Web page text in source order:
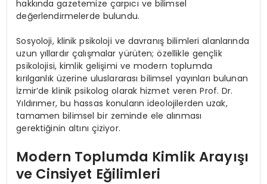
hakkında gazetemize çarpıcı ve bilimsel
değerlendirmelerde bulundu.
Sosyoloji, klinik psikoloji ve davranış bilimleri alanlarında
uzun yıllardır çalışmalar yürüten; özellikle gençlik
psikolojisi, kimlik gelişimi ve modern toplumda
kırılganlık üzerine uluslararası bilimsel yayınları bulunan
İzmir’de klinik psikolog olarak hizmet veren Prof. Dr.
Yıldırımer, bu hassas konuların ideolojilerden uzak,
tamamen bilimsel bir zeminde ele alınması
gerektiğinin altını çiziyor.
Modern Toplumda Kimlik Arayışı
ve Cinsiyet Eğilimleri